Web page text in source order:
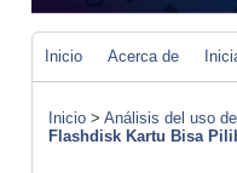
Inicio Acerca de
Inicio > Análisis del uso
Flashdisk Kartu Bisa